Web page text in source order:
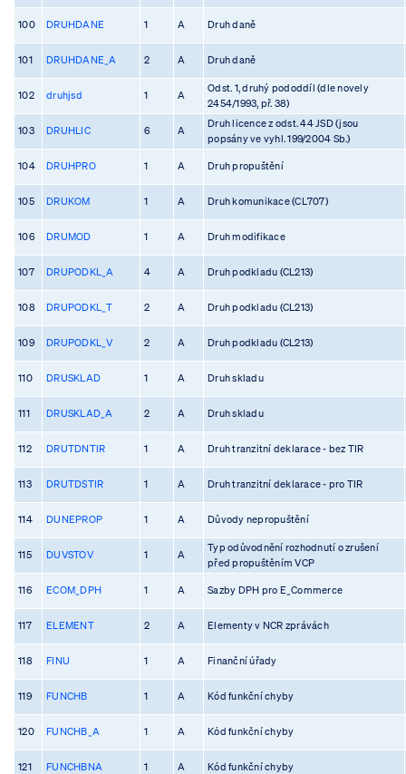
100 DRUHDANE 1 A Druh daně
101 DRUHDANE_A 2 A Druh daně
102 druhjsd 1 A
Odst. 1, druhý pododdíl (dle novely
2454/1993, př. 38)
103 DRUHLIC 6 A
Druh licence z odst. 44 JSD (jsou
popsány ve vyhl. 199/2004 Sb.)
104 DRUHPRO 1 A Druh propuštění
105 DRUKOM 1 A Druh komunikace (CL707)
106 DRUMOD 1 A Druh modifikace
107 DRUPODKL_A 4 A Druh podkladu (CL213)
108 DRUPODKL_T 2 A Druh podkladu (CL213)
109 DRUPODKL_V 2 A Druh podkladu (CL213)
110 DRUSKLAD 1 A Druh skladu
111 DRUSKLAD_A 2 A Druh skladu
112 DRUTDNTIR 1 A Druh tranzitní deklarace - bez TIR
113 DRUTDSTIR 1 A Druh tranzitní deklarace - pro TIR
114 DUNEPROP 1 A Důvody nepropuštění
115 DUVSTOV 1 A
Typ odůvodnění rozhodnutí o zrušení
před propuštěním VCP
116 ECOM_DPH 1 A Sazby DPH pro E_Commerce
117 ELEMENT 2 A Elementy v NCR zprávách
118 FINU 1 A Finanční úřady
119 FUNCHB 1 A Kód funkční chyby
120 FUNCHB_A 1 A Kód funkční chyby
121 FUNCHBNA 1 A Kód funkční chyby